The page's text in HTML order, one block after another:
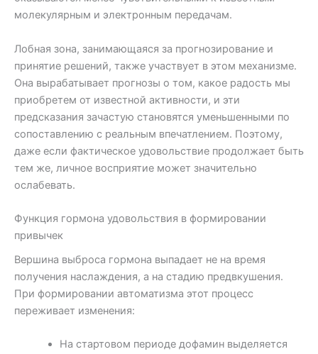
молекулярным и электронным передачам.
Лобная зона, занимающаяся за прогнозирование и
принятие решений, также участвует в этом механизме.
Она вырабатывает прогнозы о том, какое радость мы
приобретем от известной активности, и эти
предсказания зачастую становятся уменьшенными по
сопоставлению с реальным впечатлением. Поэтому,
даже если фактическое удовольствие продолжает быть
тем же, личное восприятие может значительно
ослабевать.
Функция гормона удовольствия в формировании
привычек
Вершина выброса гормона выпадает не на время
получения наслаждения, а на стадию предвкушения.
При формировании автоматизма этот процесс
переживает изменения:
На стартовом периоде дофамин выделяется